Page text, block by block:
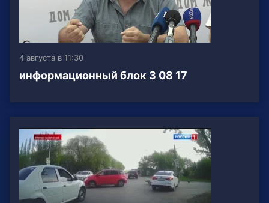
4 августа в 11:30
информационный блок 3 08 17